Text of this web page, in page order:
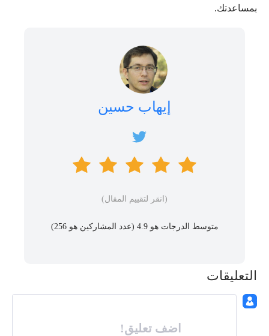
بمساعدتك.
إيهاب حسين
(انقر لتقييم المقال)
متوسط ​​الدرجات هو 4.9 (عدد المشاركين هو 256
)
التعليقات
اضف تعليق!